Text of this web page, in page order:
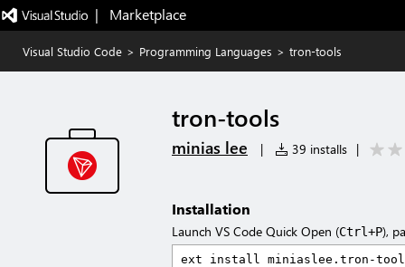
|   Marketplace
Visual Studio Code > Programming Languages > tron-tools
tron-tools
minias lee | 39 installs |
Installation
Launch VS Code Quick Open (Ctrl+P),